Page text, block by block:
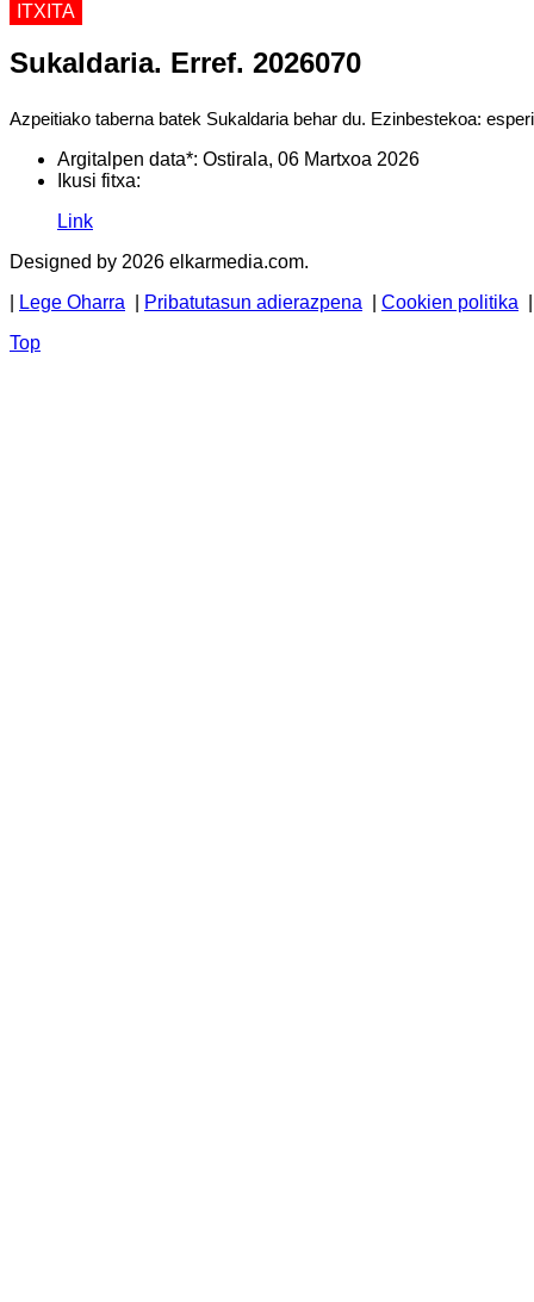
ITXITA
Sukaldaria. Erref. 2026070
Azpeitiako taberna batek Sukaldaria behar du. Ezinbestekoa:
Argitalpen data*: Ostirala, 06 Martxoa 2026
Ikusi fitxa:
Link
Designed by 2026 elkarmedia.com.
Lege Oharra Pribatutasun adierazpena Cookien politika
Top